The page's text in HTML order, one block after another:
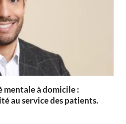
à domicile :
au service des patients.